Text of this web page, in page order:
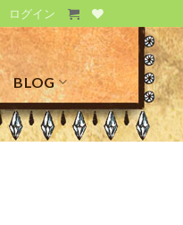
ログイン
BLOG